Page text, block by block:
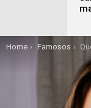
You are here:
Home Famosos